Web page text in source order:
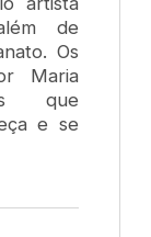
de
Os
Maria
que
e se